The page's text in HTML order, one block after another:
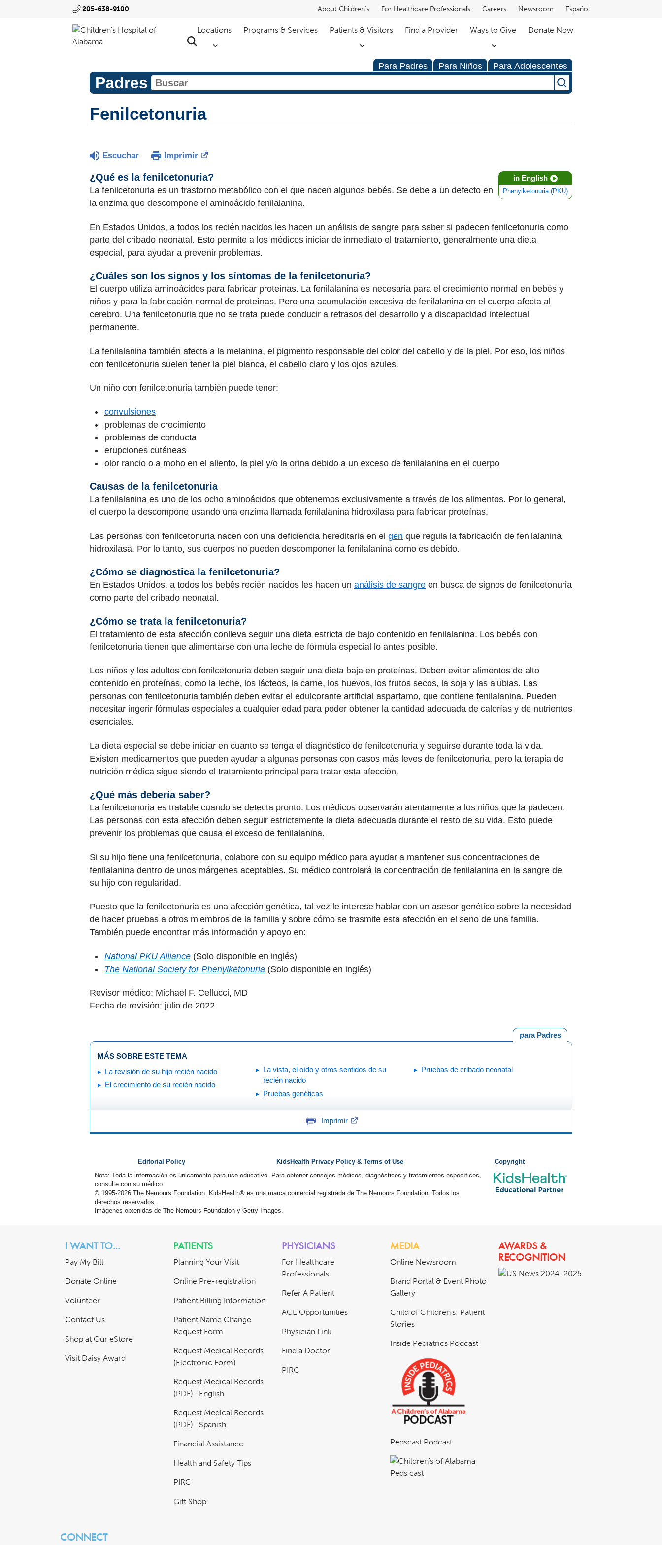
205-638-9100 About Children's For Healthcare Professionals Careers Newsroom Español
Locations Programs & Services Patients & Visitors Find a Provider Ways to Give Donate Now
Para Padres Para Niños Para Adolescentes
Padres
Fenilcetonuria
Escuchar Imprimir
in English
Phenylketonuria (PKU)
¿Qué es la fenilcetonuria?
La fenilcetonuria es un trastorno metabólico con el que nacen algunos bebés. Se debe a un defecto en
la enzima que descompone el aminoácido fenilalanina.
En Estados Unidos, a todos los recién nacidos les hacen un análisis de sangre para saber si padecen fenilcetonuria como
parte del cribado neonatal. Esto permite a los médicos iniciar de inmediato el tratamiento, generalmente una dieta
especial, para ayudar a prevenir problemas.
¿Cuáles son los signos y los síntomas de la fenilcetonuria?
El cuerpo utiliza aminoácidos para fabricar proteínas. La fenilalanina es necesaria para el crecimiento normal en bebés y
niños y para la fabricación normal de proteínas. Pero una acumulación excesiva de fenilalanina en el cuerpo afecta al
cerebro. Una fenilcetonuria que no se trata puede conducir a retrasos del desarrollo y a discapacidad intelectual
permanente.
La fenilalanina también afecta a la melanina, el pigmento responsable del color del cabello y de la piel. Por eso, los niños
con fenilcetonuria suelen tener la piel blanca, el cabello claro y los ojos azules.
Un niño con fenilcetonuria también puede tener:
convulsiones
problemas de crecimiento
problemas de conducta
erupciones cutáneas
olor rancio o a moho en el aliento, la piel y/o la orina debido a un exceso de fenilalanina en el cuerpo
Causas de la fenilcetonuria
La fenilalanina es uno de los ocho aminoácidos que obtenemos exclusivamente a través de los alimentos. Por lo general,
el cuerpo la descompone usando una enzima llamada fenilalanina hidroxilasa para fabricar proteínas.
Las personas con fenilcetonuria nacen con una deficiencia hereditaria en el gen que regula la fabricación de fenilalanina
hidroxilasa. Por lo tanto, sus cuerpos no pueden descomponer la fenilalanina como es debido.
¿Cómo se diagnostica la fenilcetonuria?
En Estados Unidos, a todos los bebés recién nacidos les hacen un análisis de sangre en busca de signos de fenilcetonuria
como parte del cribado neonatal.
¿Cómo se trata la fenilcetonuria?
El tratamiento de esta afección conlleva seguir una dieta estricta de bajo contenido en fenilalanina. Los bebés con
fenilcetonuria tienen que alimentarse con una leche de fórmula especial lo antes posible.
Los niños y los adultos con fenilcetonuria deben seguir una dieta baja en proteínas. Deben evitar alimentos de alto
contenido en proteínas, como la leche, los lácteos, la carne, los huevos, los frutos secos, la soja y las alubias. Las
personas con fenilcetonuria también deben evitar el edulcorante artificial aspartamo, que contiene fenilalanina. Pueden
necesitar ingerir fórmulas especiales a cualquier edad para poder obtener la cantidad adecuada de calorías y de nutrientes
esenciales.
La dieta especial se debe iniciar en cuanto se tenga el diagnóstico de fenilcetonuria y seguirse durante toda la vida.
Existen medicamentos que pueden ayudar a algunas personas con casos más leves de fenilcetonuria, pero la terapia de
nutrición médica sigue siendo el tratamiento principal para tratar esta afección.
¿Qué más debería saber?
La fenilcetonuria es tratable cuando se detecta pronto. Los médicos observarán atentamente a los niños que la padecen.
Las personas con esta afección deben seguir estrictamente la dieta adecuada durante el resto de su vida. Esto puede
prevenir los problemas que causa el exceso de fenilalanina.
Si su hijo tiene una fenilcetonuria, colabore con su equipo médico para ayudar a mantener sus concentraciones de
fenilalanina dentro de unos márgenes aceptables. Su médico controlará la concentración de fenilalanina en la sangre de
su hijo con regularidad.
Puesto que la fenilcetonuria es una afección genética, tal vez le interese hablar con un asesor genético sobre la necesidad
de hacer pruebas a otros miembros de la familia y sobre cómo se trasmite esta afección en el seno de una familia.
También puede encontrar más información y apoyo en:
National PKU Alliance (Solo disponible en inglés)
The National Society for Phenylketonuria (Solo disponible en inglés)
Revisor médico: Michael F. Cellucci, MD
Fecha de revisión: julio de 2022
para Padres
MÁS SOBRE ESTE TEMA
La revisión de su hijo recién nacido
El crecimiento de su recién nacido
La vista, el oído y otros sentidos de su
recién nacido
Pruebas genéticas
Pruebas de cribado neonatal
Imprimir
Editorial Policy KidsHealth Privacy Policy & Terms of Use
Copyright
Nota: Toda la información es únicamente para uso educativo. Para obtener consejos médicos, diagnósticos y tratamientos específicos,
consulte con su médico.
© 1995-2026 The Nemours Foundation. KidsHealth® es una marca comercial registrada de The Nemours Foundation. Todos los
derechos reservados.
Imágenes obtenidas de The Nemours Foundation y Getty Images.
I WANT TO...
Pay My Bill
Donate Online
Volunteer
Contact Us
Shop at Our eStore
Visit Daisy Award
PATIENTS
Planning Your Visit
Online Pre-registration
Patient Billing Information
Patient Name Change
Request Form
Request Medical Records
(Electronic Form)
Request Medical Records
(PDF)- English
Request Medical Records
(PDF)- Spanish
Financial Assistance
Health and Safety Tips
PIRC
Gift Shop
PHYSICIANS
For Healthcare
Professionals
Refer A Patient
ACE Opportunities
Physician Link
Find a Doctor
PIRC
MEDIA
Online Newsroom
Brand Portal & Event Photo
Gallery
Child of Children's: Patient
Stories
Inside Pediatrics Podcast
Pedscast Podcast
AWARDS &
RECOGNITION
CONNECT